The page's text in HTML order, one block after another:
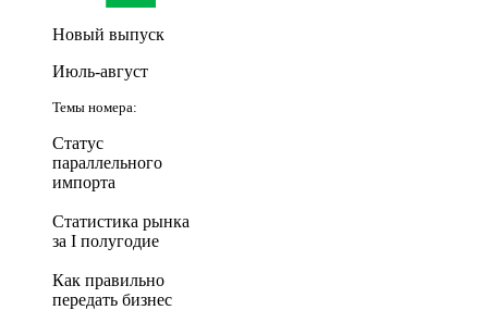
Новый выпуск
Июль-август
Темы номера:
Статус
параллельного
импорта
Статистика рынка
за I полугодие
Как правильно
передать бизнес